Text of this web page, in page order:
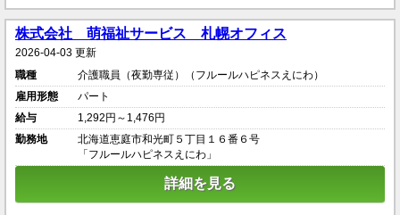
株式会社 萌福祉サービス 札幌オフィス
2026-04-03 更新
職種
介護職員（夜勤専従）（フルールハピネスえにわ）
雇用形態
パート
給与
1,292円～1,476円
勤務地
北海道恵庭市和光町５丁目１６番６号
「フルールハピネスえにわ」
詳細を見る